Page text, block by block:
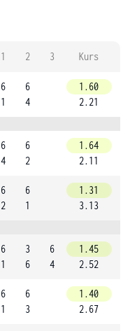
1 2 3 Kurs
6
1
6
4
1.60
2.21
6
4
6
2
1.64
2.11
6
2
6
1
1.31
3.13
6
1
3
6
6
4
1.45
2.52
6
1
6
3
1.40
2.67